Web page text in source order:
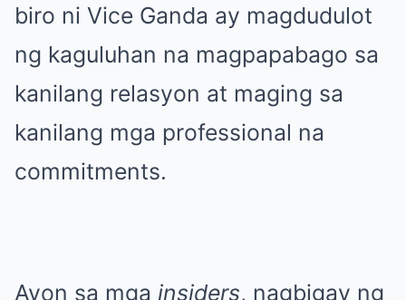
biro ni Vice Ganda ay magdudulot
ng kaguluhan na magpapabago sa
kanilang relasyon at maging sa
kanilang mga professional na
commitments.
Ayon sa mga insiders, nagbigay ng